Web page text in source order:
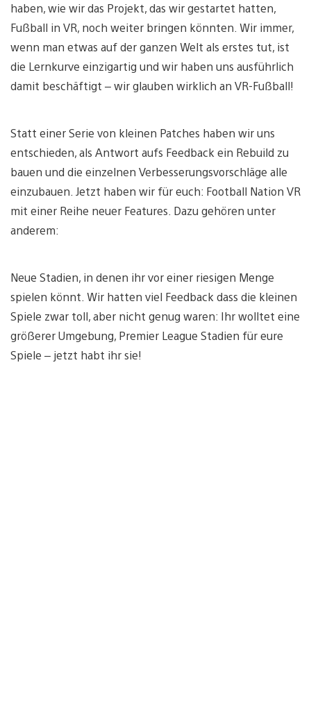
haben, wie wir das Projekt, das wir gestartet hatten,
Fußball in VR, noch weiter bringen könnten. Wir immer,
wenn man etwas auf der ganzen Welt als erstes tut, ist
die Lernkurve einzigartig und wir haben uns ausführlich
damit beschäftigt – wir glauben wirklich an VR-Fußball!
Statt einer Serie von kleinen Patches haben wir uns
entschieden, als Antwort aufs Feedback ein Rebuild zu
bauen und die einzelnen Verbesserungsvorschläge alle
einzubauen. Jetzt haben wir für euch: Football Nation VR
mit einer Reihe neuer Features. Dazu gehören unter
anderem:
Neue Stadien, in denen ihr vor einer riesigen Menge
spielen könnt. Wir hatten viel Feedback dass die kleinen
Spiele zwar toll, aber nicht genug waren: Ihr wolltet eine
größerer Umgebung, Premier League Stadien für eure
Spiele – jetzt habt ihr sie!